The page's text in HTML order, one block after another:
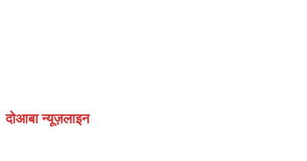
दोआबा न्यूज़लाइन